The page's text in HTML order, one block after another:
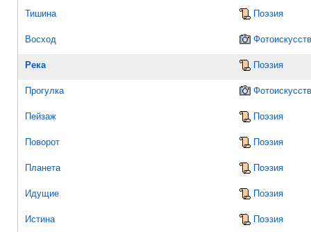
Тишина Поэзия
Восход
Река Поэзия
Прогулка
Пейзаж Поэзия
Поворот Поэзия
Планета Поэзия
Идущие Поэзия
Истина Поэзия